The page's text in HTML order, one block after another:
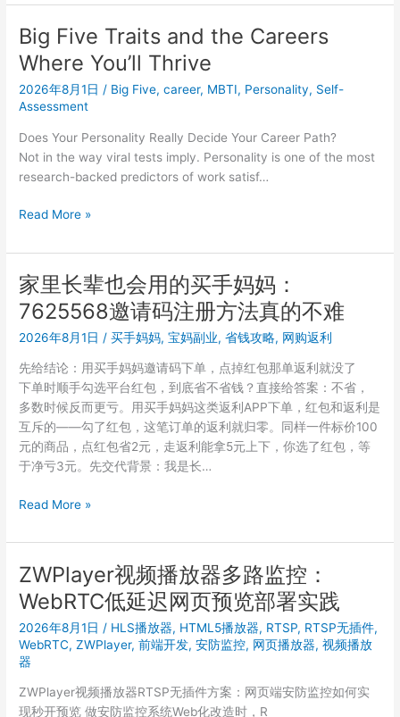
预
怎
么
分？
小
书
商
家
和
两
套
打
法
Big Five Traits and the Careers
Where You’ll Thrive
2026年8月1日 / Big Five,career, MBTI, Personality, Self-
Assessment
Does Your Personality Really Decide Your Career Path?
Not in the way viral tests imply. Personality is one of the most
research-backed predictors of work satisf…
Big
Traits
and
the
Careers
Where
Thrive
Read More »
家里长辈也会用的买手妈妈：
7625568邀请码注册方法真的不难
2026年8月1日 /买手妈妈,宝妈副业,省钱攻略, 网购返利
先给结论：用买手妈妈邀请码下单，点掉红包那单返利就没了
下单时顺手勾选平台红包，到底省不省钱？直接给答案：不省，
多数时候反而更亏。用买手妈妈这类返利APP下单，红包和返利是
互斥的——勾了红包，这笔订单的返利就归零。同样一件标价100
元的商品，点红包省2元，走返利能拿5元上下，你选了红包，等
于净亏3元。先交代背景：我是长…
家
长
也
会
用
的
买
妈
Read More »
ZWPlayer视频播放器多路监控：
WebRTC低延迟网页预览部署实践
2026年8月1日 / HLS播放器, HTML5播放器, RTSP, RTSP无插件,
WebRTC,ZWPlayer,前端开发,安防监控, 网页播放器,视频播放
器
ZWPlayer视频播放器RTSP无插件方案：网页端安防监控如何实
现秒开预览 做安防监控系统Web化改造时，R